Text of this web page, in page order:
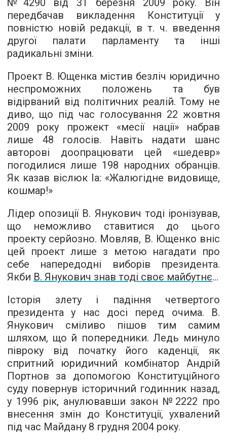
№4290 від 31 березня 2009 року. Він
передбачав викладення Конституції у
повністю новій редакції, в т. ч. введення
другої палати парламенту та інші
радикальні зміни.
Проект В. Ющенка містив безліч юридично
неспроможних положень та був
відірваний від політичних реалій. Тому не
диво, що під час голосування 22 жовтня
2009 року прожект «месії нації» набрав
лише 48 голосів. Навіть надати шанс
авторові доопрацювати цей «шедевр»
погодилися лише 198 народних обранців.
Як казав віслюк Іа: «Жалюгідне видовище,
кошмар!»
Лідер опозиції В. Янукович тоді іронізував,
що неможливо ставитися до цього
проекту серйозно. Мовляв, В. Ющенко вніс
цей проект лише з метою нагадати про
себе напередодні виборів президента.
Якби В. Янукович знав тоді своє майбутнє...
Історія злету і падіння четвертого
президента у нас досі перед очима. В.
Янукович сміливо пішов тим самим
шляхом, що й попередники. Ледь минуло
півроку від початку його каденції, як
спритний юридичний комбінатор Андрій
Портнов за допомогою Конституційного
суду повернув історичний годинник назад,
у 1996 рік, анулювавши закон №2222 про
внесення змін до Конституції, ухвалений
під час Майдану 8 грудня 2004 року.